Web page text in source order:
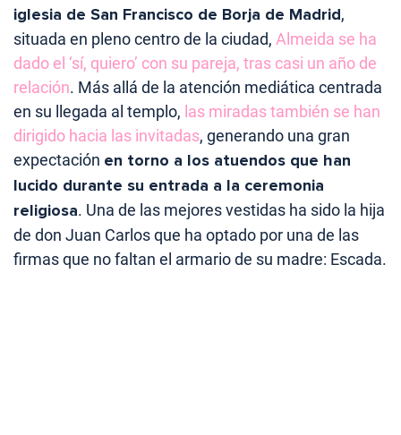
iglesia de San Francisco de Borja de Madrid,
situada en pleno centro de la ciudad, Almeida se ha
dado el ‘sí, quiero’ con su pareja, tras casi un año de
relación. Más allá de la atención mediática centrada
en su llegada al templo, las miradas también se han
dirigido hacia las invitadas, generando una gran
expectación en torno a los atuendos que han
lucido durante su entrada a la ceremonia
religiosa. Una de las mejores vestidas ha sido la hija
de don Juan Carlos que ha optado por una de las
firmas que no faltan el armario de su madre: Escada.